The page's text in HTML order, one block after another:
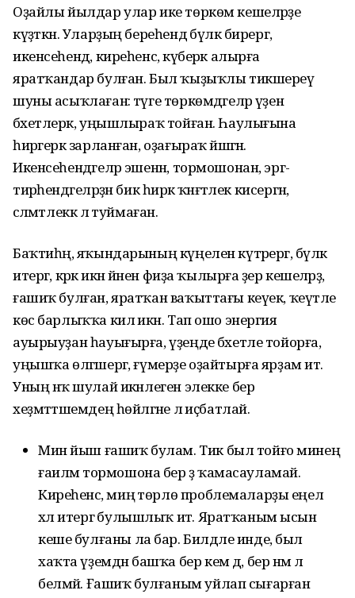
Оҙайлы йылдар улар ике төркөм кешеләрҙе
күҙәткән. Уларҙың береһендә бүләк бирергә,
икенсеһендә, киреһенсә, күберәк алырға
яратҡандар булған. Был ҡыҙыҡлы тикшереү
шуны асыҡлаған: тәүге төркөмдәгеләр үҙен
бәхетлерәк, уңышлыраҡ тойған. Һаулығына
һирәгерәк зарланған, оҙағыраҡ йәшәгән.
Икенсеһендәгеләр эшенән, тормошонан, эргә-
тирәһендәгеләрҙән бик һирәк ҡәнәғәтлек кисергән,
сәләмәтлеккә лә туймаған.
Баҡтиһәң, яҡындарының күңелен күтәрергә, бүләк
итергә, кәрәк икән йәнен фиҙа ҡылырға әҙер кешеләрҙә,
ғашиҡ булған, яратҡан ваҡыттағы кеүек, ҡеүәтле
көс барлыҡҡа килә икән. Тап ошо энергия
ауырыуҙан һауығырға, үҙеңде бәхетле тойорға,
уңышҡа өлгәшергә, ғүмерҙе оҙайтырға ярҙам итә.
Уның нәҡ шулай икәнлеген элекке бер
хеҙмәттәшемдең һөйләгәне лә иҫбатлай.
Мин йыш ғашиҡ булам. Тик был тойғо минең
ғаиләм тормошона бер ҙә ҡамасауламай.
Киреһенсә, миңә төрлө проблемаларҙы еңел
хәл итергә булышлыҡ итә. Яратҡаным ысын
кеше булғаны ла бар. Билдәле инде, был
хаҡта үҙемдән башҡа бер кем дә, бер нәмә лә
белмәй. Ғашиҡ булғаным уйлап сығарған